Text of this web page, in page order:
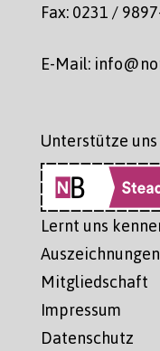
Fax: 0231 /
E-Mail:
Unterstütze
Lernt uns
Auszeichnungen
Mitgliedschaft
Impressum
Datenschutz